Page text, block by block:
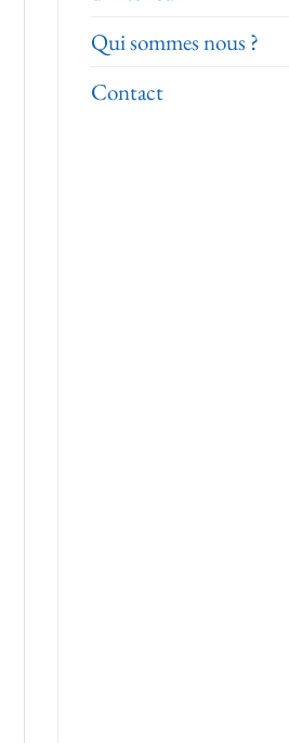
Qui sommes nous ?
Contact